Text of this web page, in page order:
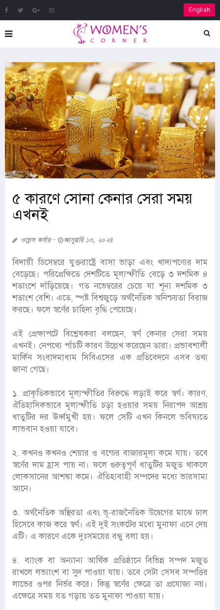
English
৫ কারণে সোনা কেনার সেরা সময়
এখনই
ওমেন্স কর্নার জানুয়ারি ১৩, ২০২৪
বিদায়ী ডিসেম্বরে যুক্তরাষ্ট্রে বাসা ভাড়া এবং খাদ্যপণ্যের দাম
বেড়েছে। পরিপ্রেক্ষিতে দেশটিতে মূল্যস্ফীতি বেড়ে ৩ দশমিক ৪
শতাংশে দাঁড়িয়েছে। গত নভেম্বরের চেয়ে যা শূন্য দশমিক ৩
শতাংশ বেশি। এতে, স্পষ্ট বিশ্বজুড়ে অর্থনৈতিক অনিশ্চয়তা বিরাজ
করছে। ফলে স্বর্ণের চাহিদা বৃদ্ধি পেয়েছে।
এই প্রেক্ষাপটে বিশ্লেষকরা বলছেন, স্বর্ণ কেনার সেরা সময়
এখনই। নেপথ্যে পাঁচটি কারণ উল্লেখ করেছেন তারা। প্রভাবশালী
মার্কিন সংবাদমাধ্যম সিবিএসের এক প্রতিবেদনে এসব তথ্য
জানা গেছে।
১. প্রাকৃতিকভাবে মূল্যস্ফীতির বিরুদ্ধে লড়াই করে স্বর্ণ। কারণ,
ঐতিহাসিকভাবে মূল্যস্ফীতি চড়া হওয়ার সময় নিরাপদ আশ্রয়
ধাতুটির দর ঊর্ধ্বমুখী হয়। ফলে সেটি এখন কিনলে ভবিষ্যতে
লাভবান হওয়া যাবে।
২. কখনও কখনও শেয়ার ও বন্ডের বাজারমূল্য কমে যায়। তবে
স্বর্ণের দাম হ্রাস পায় না। ফলে গুরুত্বপূর্ণ ধাতুটির মজুত থাকলে
লোকসানের আশঙ্কা কমে। ঐতিহ্যবাহী সম্পদের মধ্যে ভারসাম্য
আনে।
৩. অর্থনৈতিক অস্থিরতা এবং ভূ-রাজনৈতিক উদ্বেগের মাঝে ঢাল
হিসেবে কাজ করে স্বর্ণ। এই দুই সংকটের মধ্যে মুনাফা এনে দেয়
এটি। এ কারণে একে দুঃসময়ের বন্ধু বলা হয়।
৪. ব্যাংক বা অন্যান্য আর্থিক প্রতিষ্ঠানে বিভিন্ন সম্পদ মজুত
রাখলে লভ্যাংশ বা সুদ পাওয়া যায়। তবে সেটা সেসব সম্পত্তির
লাভের ওপর নির্ভর করে। কিন্তু স্বর্ণের ক্ষেত্রে তা প্রযোজ্য নয়।
এক্ষেত্রে সময় যত গড়ায় তত মুনাফা পাওয়া যায়।